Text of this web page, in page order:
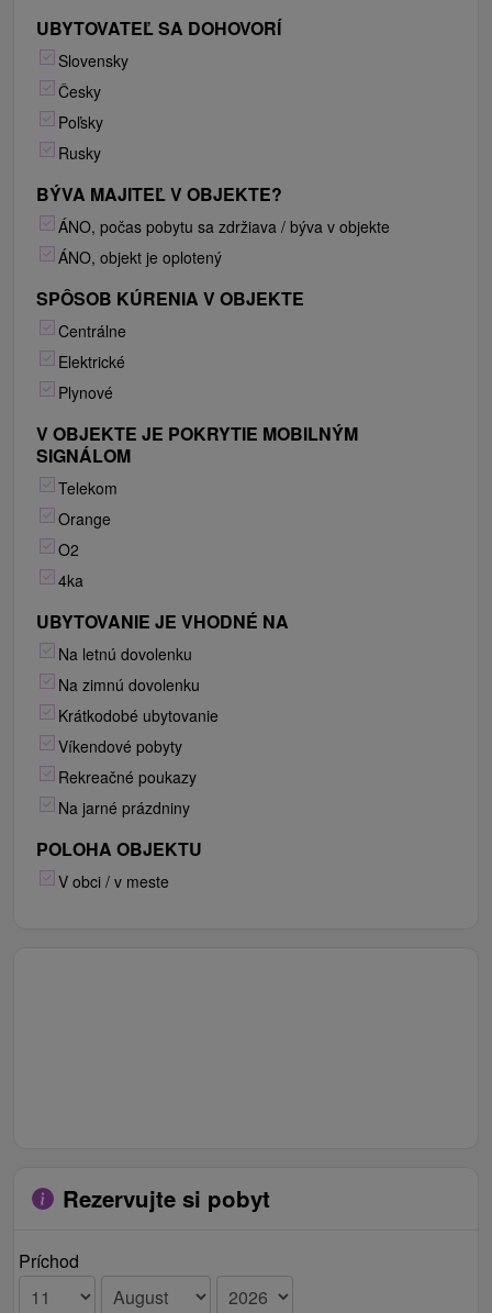
UBYTOVATEĽ SA DOHOVORÍ
Slovensky
Česky
Poľsky
Rusky
BÝVA MAJITEĽ V OBJEKTE?
ÁNO, počas pobytu sa zdržiava / býva v objekte
ÁNO, objekt je oplotený
SPÔSOB KÚRENIA V OBJEKTE
Centrálne
Elektrické
Plynové
V OBJEKTE JE POKRYTIE MOBILNÝM
SIGNÁLOM
Telekom
Orange
O2
4ka
UBYTOVANIE JE VHODNÉ NA
Na letnú dovolenku
Na zimnú dovolenku
Krátkodobé ubytovanie
Víkendové pobyty
Rekreačné poukazy
Na jarné prázdniny
POLOHA OBJEKTU
V obci / v meste
Rezervujte si pobyt
Príchod